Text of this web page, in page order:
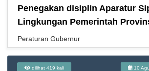
Penegakan disiplin Aparatur
Lingkungan Pemerintah
Peraturan Gubernur
dilihat 419 kali 10